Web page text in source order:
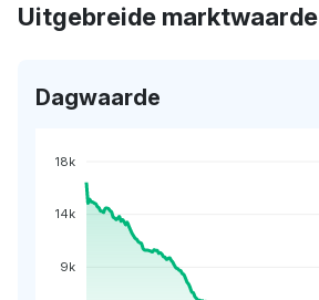
Uitgebreide marktwaarde
Dagwaarde
18k
14k
9k